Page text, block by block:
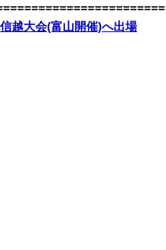
越大会(富山開催)へ出場